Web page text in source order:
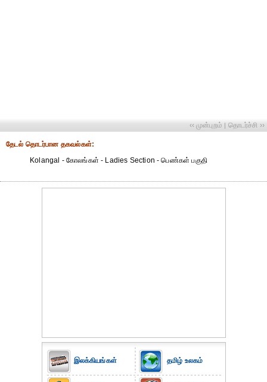
‹‹ முன்புறம் | தொடர்ச்சி ››
தேட‌ல் தொட‌ர்பான தகவ‌ல்க‌ள்:
Kolangal - கோலங்கள் - Ladies Section - பெண்கள் பகுதி
இலக்கியங்கள் தமிழ் உலகம்